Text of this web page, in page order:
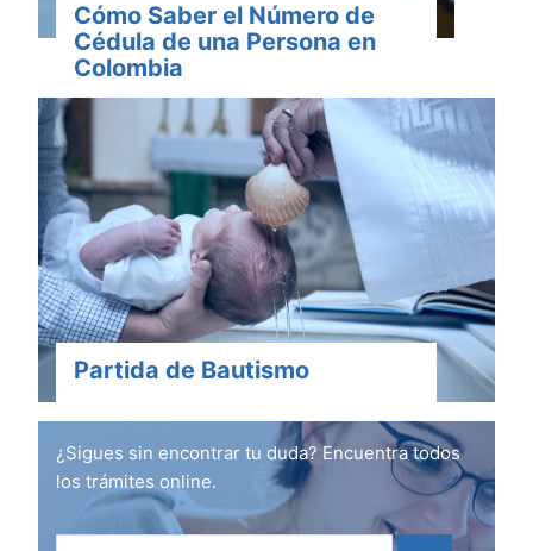
Cómo Saber el Número de
Cédula de una Persona en
Colombia
Partida de Bautismo
¿Sigues sin encontrar tu duda? Encuentra todos
los trámites online.